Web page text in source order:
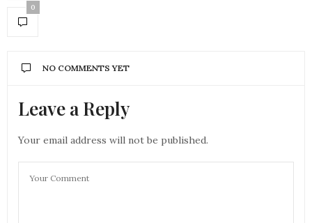
0
NO COMMENTS YET
Leave a Reply
Your email address will not be published.